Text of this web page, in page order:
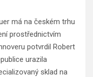
má na českém trhu
prostřednictvím
potvrdil Robert
urazila
sklad na